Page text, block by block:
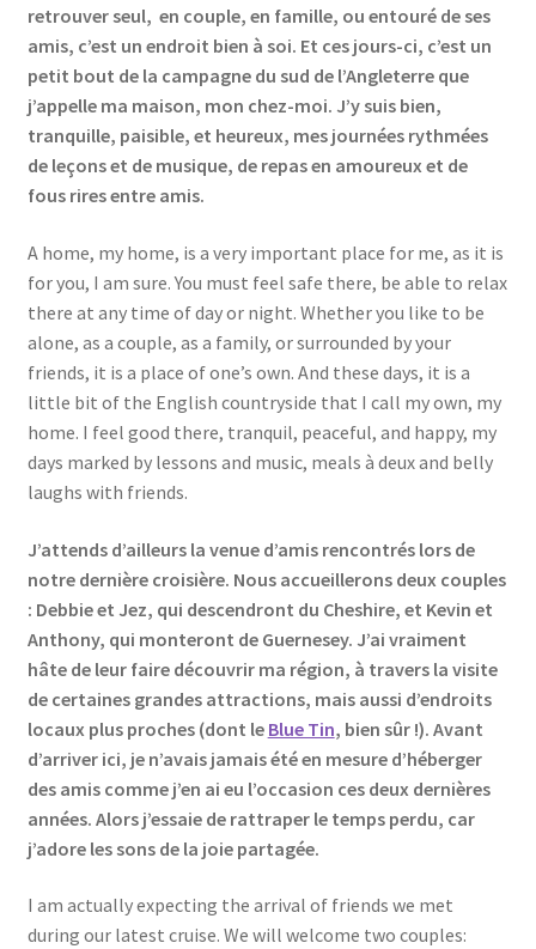
retrouver seul, en couple, en famille, ou entouré de ses
amis, c’est un endroit bien à soi. Et ces jours-ci, c’est un
petit bout de la campagne du sud de l’Angleterre que
j’appelle ma maison, mon chez-moi. J’y suis bien,
tranquille, paisible, et heureux, mes journées rythmées
de leçons et de musique, de repas en amoureux et de
fous rires entre amis.
A home, my home, is a very important place for me, as it is
for you, I am sure. You must feel safe there, be able to relax
there at any time of day or night. Whether you like to be
alone, as a couple, as a family, or surrounded by your
friends, it is a place of one’s own. And these days, it is a
little bit of the English countryside that I call my own, my
home. I feel good there, tranquil, peaceful, and happy, my
days marked by lessons and music, meals à deux and belly
laughs with friends.
J’attends d’ailleurs la venue d’amis rencontrés lors de
notre dernière croisière. Nous accueillerons deux couples
: Debbie et Jez, qui descendront du Cheshire, et Kevin et
Anthony, qui monteront de Guernesey. J’ai vraiment
hâte de leur faire découvrir ma région, à travers la visite
de certaines grandes attractions, mais aussi d’endroits
locaux plus proches (dont le Blue Tin, bien sûr !). Avant
d’arriver ici, je n’avais jamais été en mesure d’héberger
des amis comme j’en ai eu l’occasion ces deux dernières
années. Alors j’essaie de rattraper le temps perdu, car
j’adore les sons de la joie partagée.
I am actually expecting the arrival of friends we met
during our latest cruise. We will welcome two couples: